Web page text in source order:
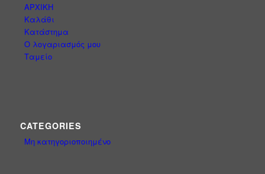
ΑΡΧΙΚΗ
Καλάθι
Κατάστημα
Ο λογαριασμός μου
Ταμείο
CATEGORIES
Μη κατηγοριοποιημένο